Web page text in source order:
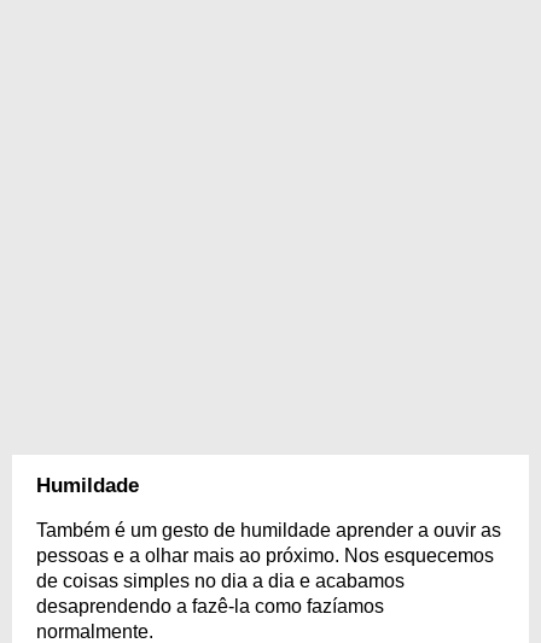
Humildade
Também é um gesto de humildade aprender a ouvir as
pessoas e a olhar mais ao próximo. Nos esquecemos
de coisas simples no dia a dia e acabamos
desaprendendo a fazê-la como fazíamos
normalmente.